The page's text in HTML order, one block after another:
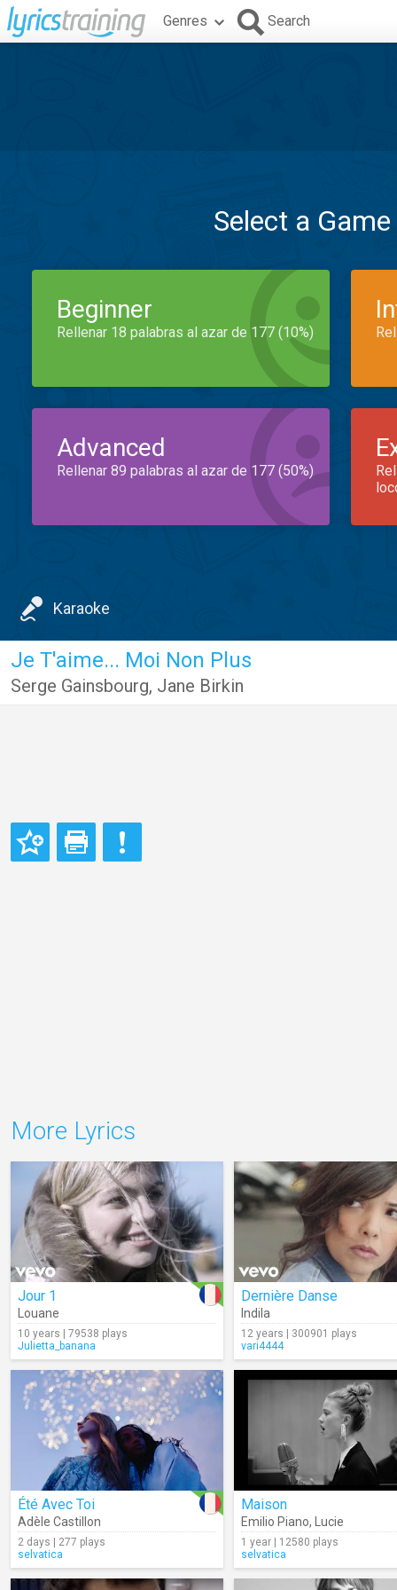
Genres Search
Select a
Beginner
Rellenar 18 palabras al azar de 177 (10%)
Advanced
Rellenar 89 palabras al azar de 177 (50%)
Karaoke
Je T'aime... Moi Non Plus
Serge Gainsbourg, Jane Birkin
More Lyrics
Jour 1
Louane
10 years | 79538 plays
Julietta_banana
Dernière Danse
Indila
12 years | 300901 plays
vari4444
Été Avec Toi
Adèle Castillon
2 days | 277 plays
selvatica
Maison
Emilio Piano, Lucie
1 year | 12580 plays
selvatica